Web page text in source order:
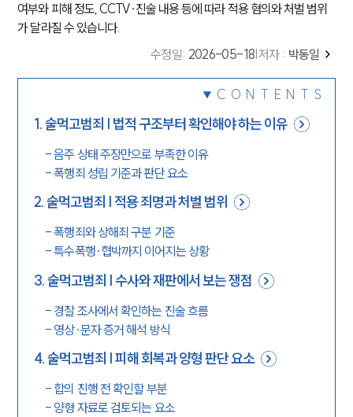
여부와 피해 정도, CCTV·진술 내용 등에 따라 적용 혐의와 처벌 범위
가 달라질 수 있습니다.
수정일: 2026-05-18 저자 : 박동일
CONTENTS
1.술먹고범죄 | 법적 구조부터 확인해야 하는 이유
-음주 상태 주장만으로 부족한 이유
-폭행죄 성립 기준과 판단 요소
2.술먹고범죄 | 적용 죄명과 처벌 범위
-폭행죄와 상해죄 구분 기준
-특수폭행·협박까지 이어지는 상황
3.술먹고범죄 | 수사와 재판에서 보는 쟁점
- 경찰 조사에서 확인하는 진술 흐름
-영상·문자 증거 해석 방식
4.술먹고범죄 | 피해 회복과 양형 판단 요소
- 합의 진행 전 확인할 부분
- 양형 자료로 검토되는 요소